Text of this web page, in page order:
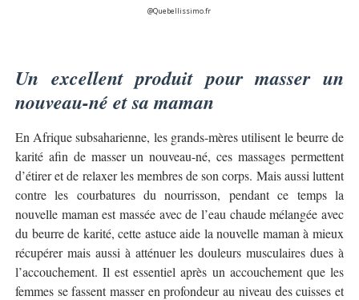
@Quebellissimo.fr
Un excellent produit pour masser un
nouveau-né et sa maman
En Afrique subsaharienne, les grands-mères utilisent le beurre de
karité afin de masser un nouveau-né, ces massages permettent
d’étirer et de relaxer les membres de son corps. Mais aussi luttent
contre les courbatures du nourrisson, pendant ce temps la
nouvelle maman est massée avec de l’eau chaude mélangée avec
du beurre de karité, cette astuce aide la nouvelle maman à mieux
récupérer mais aussi à atténuer les douleurs musculaires dues à
l’accouchement. Il est essentiel après un accouchement que les
femmes se fassent masser en profondeur au niveau des cuisses et